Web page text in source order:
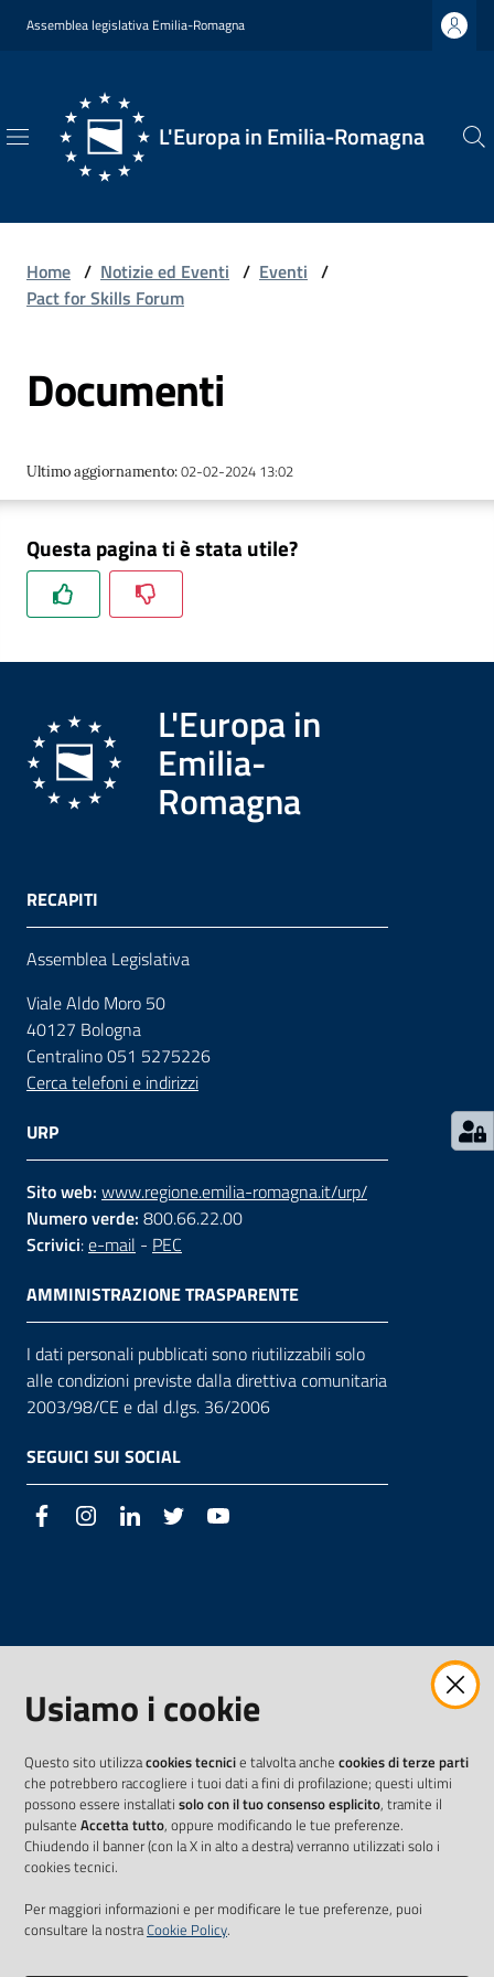
Vai al contenuto
Vai alla navigazione
Vai al footer
Assemblea legislativa Emilia-Romagna
L'Europa in Emilia-Romagna
L'Europa
Romagna
Chi
Siamo
Formazione
Notizie
eventi
Partecipazione
Approfondimenti
Contatti
Seguici
su
Home / Notizie ed Eventi / Eventi /
Pact for Skills Forum
Documenti
Ultimo aggiornamento:02-02-2024 13:02
Questa pagina ti è stata utile?
L'Europa in
Emilia-
Romagna
RECAPITI
Assemblea Legislativa
Viale Aldo Moro 50
40127 Bologna
Centralino 051 5275226
Cerca telefoni e indirizzi
URP
Sito web: www.regione.emilia-romagna.it/urp/
Numero verde: 800.66.22.00
Scrivici:e-mail - PEC
AMMINISTRAZIONE TRASPARENTE
I dati personali pubblicati sono riutilizzabili solo
alle condizioni previste dalla direttiva comunitaria
2003/98/CE e dal d.lgs. 36/2006
SEGUICI SUI SOCIAL
FacebookInstagramLinkedIn Twitter
Usiamo i cookie
Questo sito utilizzacookies tecnicie talvolta anche cookies di terze parti
che potrebbero raccogliere i tuoi dati a fini di profilazione; questi ultimi
possono essere installati solo con il tuo consenso esplicito, tramite il
pulsante Accetta tutto, oppure modificando le tue preferenze.
Chiudendo il banner (con la X in alto a destra) verranno utilizzati solo i
cookies tecnici.
Per maggiori informazioni e per modificare le tue preferenze, puoi
consultare la nostraCookie Policy.